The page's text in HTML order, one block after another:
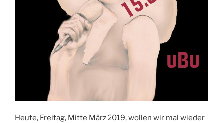
Heute, Freitag, Mitte März 2019, wollen wir mal wieder